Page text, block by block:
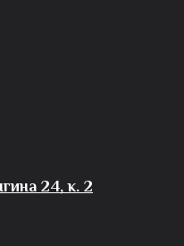
24, к. 2